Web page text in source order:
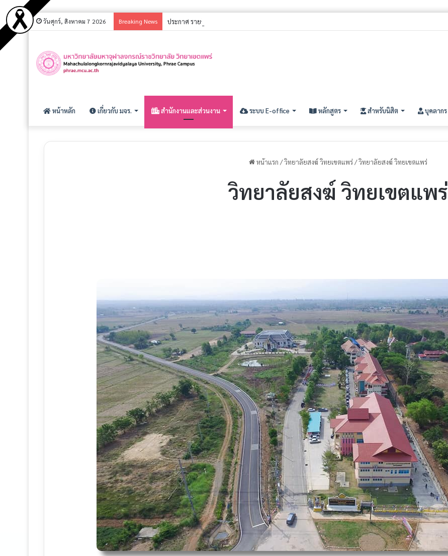
วันศุกร์, สิงหาคม 7 2026 Breaking News ประกาศ รายชื่อผู้มีสิทธิ์สอบคัดเลือกนิสิตใหม่ ประจำปีการศึกษา ๒๕๖๙ (รอบที่ ๓) ระดับปริญญาตรี
หน้าหลัก เกี่ยวกับ มจร. สำนักงานและส่วนงาน ระบบ E-office หลักสูตร สำหรับนิสิต บุคลากร
หน้าแรก / วิทยาลัยสงฆ์ วิทยเขตแพร่ / วิทยาลัยสงฆ์ วิทยเขตแพร่
วิทยาลัยสงฆ์ วิทยเขตแพร่